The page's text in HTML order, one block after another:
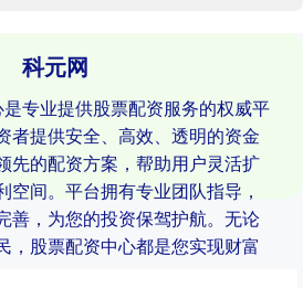
科元网
专业提供股票配资服务的权威平
者提供安全、高效、透明的资金
先的配资方案，帮助用户灵活扩
空间。平台拥有专业团队指导，
善，为您的投资保驾护航。无论
，股票配资中心都是您实现财富